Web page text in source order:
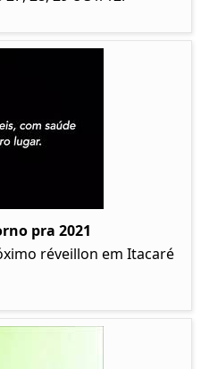
pra 2021
réveillon em Itacaré